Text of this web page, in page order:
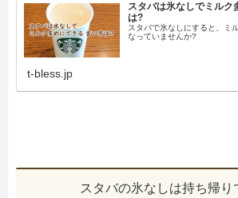
スタバは氷なしでミルク
は?
スタバで氷なしにすると、ミ
なっていませんか?
t-bless.jp
スタバの氷なしは持ち帰り